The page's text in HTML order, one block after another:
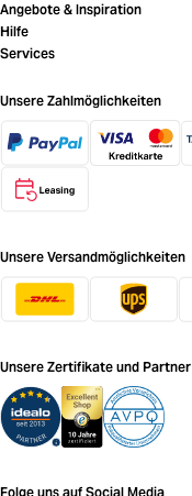
Angebote & Inspiration
Hilfe
Services
Unsere Zahlmöglichkeiten
Unsere Versandmöglichkeiten
Unsere Zertifikate und Partner
Folge uns auf Social Media